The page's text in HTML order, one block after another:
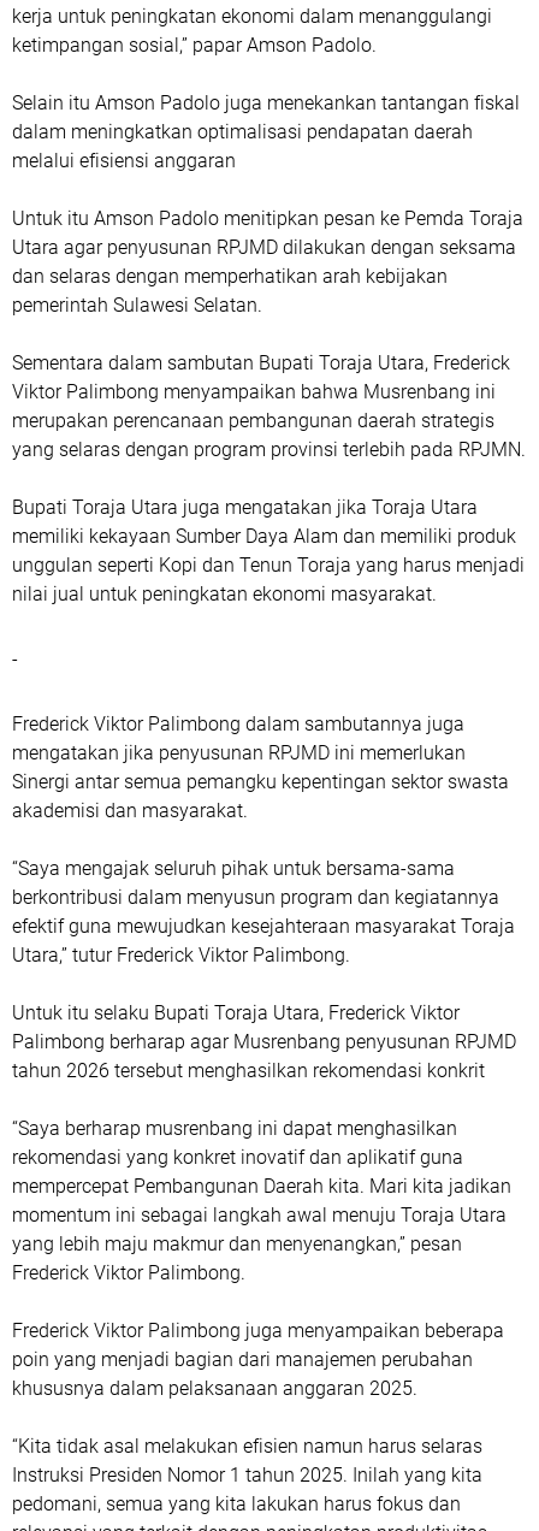
kerja untuk peningkatan ekonomi dalam menanggulangi
ketimpangan sosial,” papar Amson Padolo.
Selain itu Amson Padolo juga menekankan tantangan fiskal
dalam meningkatkan optimalisasi pendapatan daerah
melalui efisiensi anggaran
Untuk itu Amson Padolo menitipkan pesan ke Pemda Toraja
Utara agar penyusunan RPJMD dilakukan dengan seksama
dan selaras dengan memperhatikan arah kebijakan
pemerintah Sulawesi Selatan.
Sementara dalam sambutan Bupati Toraja Utara, Frederick
Viktor Palimbong menyampaikan bahwa Musrenbang ini
merupakan perencanaan pembangunan daerah strategis
yang selaras dengan program provinsi terlebih pada RPJMN.
Bupati Toraja Utara juga mengatakan jika Toraja Utara
memiliki kekayaan Sumber Daya Alam dan memiliki produk
unggulan seperti Kopi dan Tenun Toraja yang harus menjadi
nilai jual untuk peningkatan ekonomi masyarakat.
-
Frederick Viktor Palimbong dalam sambutannya juga
mengatakan jika penyusunan RPJMD ini memerlukan
Sinergi antar semua pemangku kepentingan sektor swasta
akademisi dan masyarakat.
“Saya mengajak seluruh pihak untuk bersama-sama
berkontribusi dalam menyusun program dan kegiatannya
efektif guna mewujudkan kesejahteraan masyarakat Toraja
Utara,” tutur Frederick Viktor Palimbong.
Untuk itu selaku Bupati Toraja Utara, Frederick Viktor
Palimbong berharap agar Musrenbang penyusunan RPJMD
tahun 2026 tersebut menghasilkan rekomendasi konkrit
“Saya berharap musrenbang ini dapat menghasilkan
rekomendasi yang konkret inovatif dan aplikatif guna
mempercepat Pembangunan Daerah kita. Mari kita jadikan
momentum ini sebagai langkah awal menuju Toraja Utara
yang lebih maju makmur dan menyenangkan,” pesan
Frederick Viktor Palimbong.
Frederick Viktor Palimbong juga menyampaikan beberapa
poin yang menjadi bagian dari manajemen perubahan
khususnya dalam pelaksanaan anggaran 2025.
“Kita tidak asal melakukan efisien namun harus selaras
Instruksi Presiden Nomor 1 tahun 2025. Inilah yang kita
pedomani, semua yang kita lakukan harus fokus dan